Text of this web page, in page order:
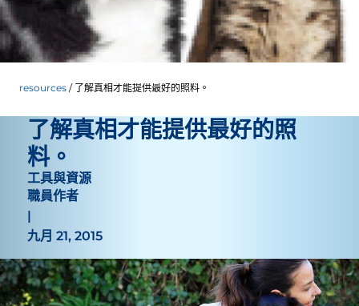
resources 了解真相才能提供最好的照料。
了解真相才能提供最好的照
料。
工具與資源
職員作者
|
九月 21, 2015